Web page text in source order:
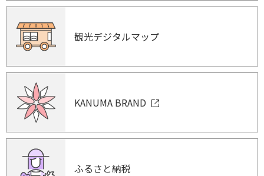
観光デジタルマップ
KANUMA BRAND
ふるさと納税